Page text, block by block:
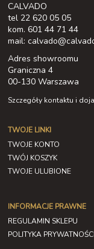
CALVADO
tel 22 620 05 05
kom. 601 44 71 44
mail:
Adres showroomu
Graniczna 4
00-130 Warszawa
Szczegóły kontaktu i
TWOJE LINKI
TWOJE KONTO
TWÓJ KOSZYK
TWOJE ULUBIONE
INFORMACJE PRAWNE
REGULAMIN SKLEPU
POLITYKA PRYWATNOŚCI